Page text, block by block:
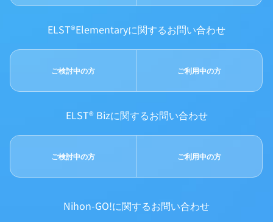
ELST®Elementaryに関するお問い合わせ
ご検討中の方 ご利用中の方
ELST® Bizに関するお問い合わせ
ご検討中の方 ご利用中の方
Nihon-GO!に関するお問い合わせ